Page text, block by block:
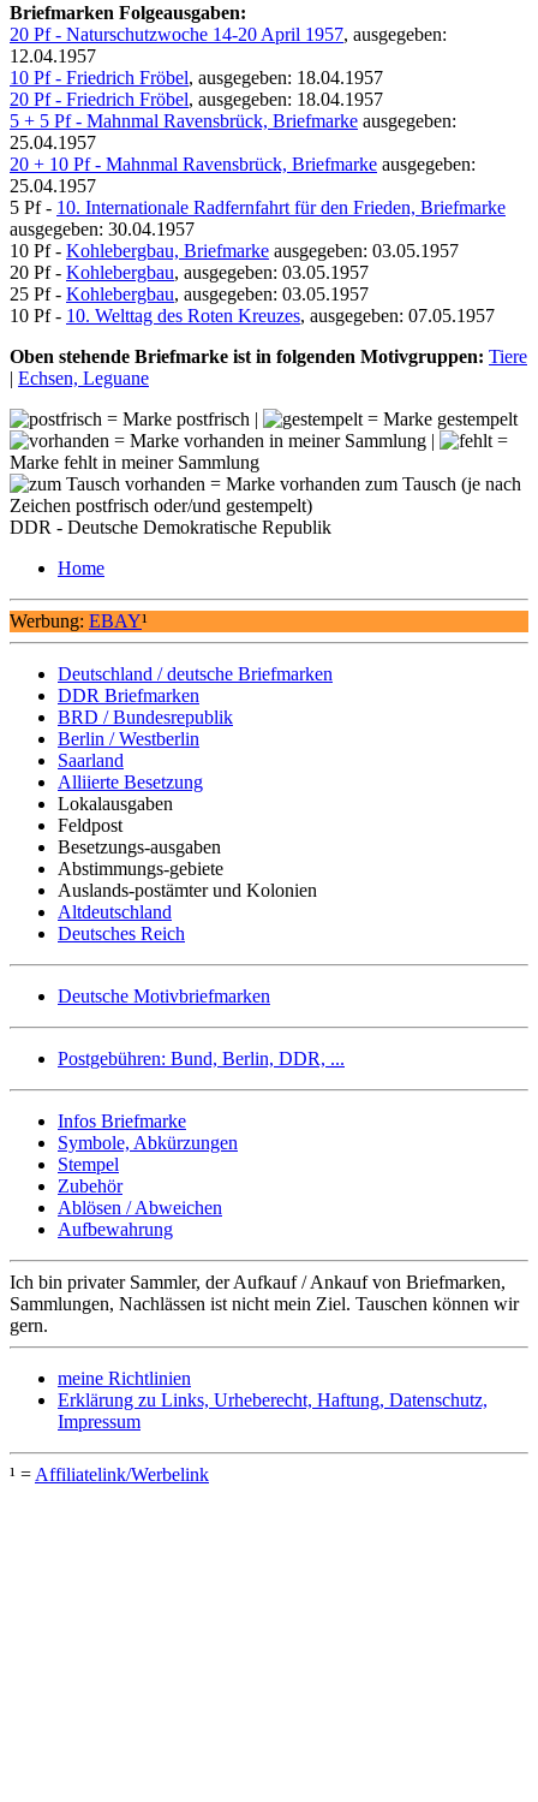
Briefmarken Folgeausgaben:
20 Pf - Naturschutzwoche 14-20 April 1957, ausgegeben:
12.04.1957
10 Pf - Friedrich Fröbel, ausgegeben: 18.04.1957
20 Pf - Friedrich Fröbel, ausgegeben: 18.04.1957
5 + 5 Pf - Mahnmal Ravensbrück, Briefmarke ausgegeben:
25.04.1957
20 + 10 Pf - Mahnmal Ravensbrück, Briefmarke ausgegeben:
25.04.1957
5 Pf - 10. Internationale Radfernfahrt für den Frieden, Briefmarke
ausgegeben: 30.04.1957
10 Pf - Kohlebergbau, Briefmarke ausgegeben: 03.05.1957
20 Pf - Kohlebergbau, ausgegeben: 03.05.1957
25 Pf - Kohlebergbau, ausgegeben: 03.05.1957
10 Pf - 10. Welttag des Roten Kreuzes, ausgegeben: 07.05.1957
Oben stehende Briefmarke ist in folgenden Motivgruppen: Tiere
| Echsen, Leguane
= Marke postfrisch |
= Marke gestempelt
= Marke vorhanden in meiner Sammlung |
=
Marke fehlt in meiner Sammlung
= Marke vorhanden zum Tausch (je nach
Zeichen postfrisch oder/und gestempelt)
DDR - Deutsche Demokratische Republik
Home
Werbung: EBAY¹
Deutschland / deutsche Briefmarken
DDR Briefmarken
BRD / Bundesrepublik
Berlin / Westberlin
Saarland
Alliierte Besetzung
Lokalausgaben
Feldpost
Besetzungs-ausgaben
Abstimmungs-gebiete
Auslands-postämter und Kolonien
Altdeutschland
Deutsches Reich
Deutsche Motivbriefmarken
Postgebühren: Bund, Berlin, DDR, ...
Infos Briefmarke
Symbole, Abkürzungen
Stempel
Zubehör
Ablösen / Abweichen
Aufbewahrung
Ich bin privater Sammler, der Aufkauf / Ankauf von Briefmarken,
Sammlungen, Nachlässen ist nicht mein Ziel. Tauschen können wir
gern.
meine Richtlinien
Erklärung zu Links, Urheberecht, Haftung, Datenschutz,
Impressum
¹ = Affiliatelink/Werbelink